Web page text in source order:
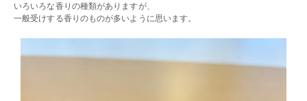
いろいろな香りの種類がありますが、
一般受けする香りのものが多いように思います。